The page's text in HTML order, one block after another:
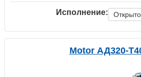
Исполнение:
Motor АД320-